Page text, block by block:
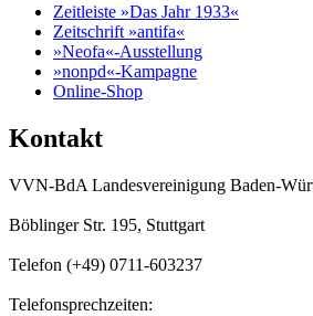
Zeitleiste »Das Jahr 1933«
Zeitschrift »antifa«
»Neofa«-Ausstellung
»nonpd«-Kampagne
Online-Shop
Kontakt
VVN-BdA Landesvereinigung Baden-
Böblinger Str. 195, Stuttgart
Telefon (+49) 0711-603237
Telefonsprechzeiten: